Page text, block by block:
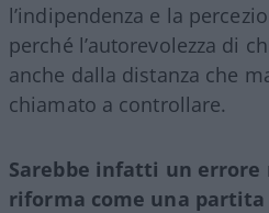
l’indipendenza e la
perché l’autorevolezza di
anche dalla distanza che
chiamato a controllare.
Sarebbe infatti un errore
riforma come una partita